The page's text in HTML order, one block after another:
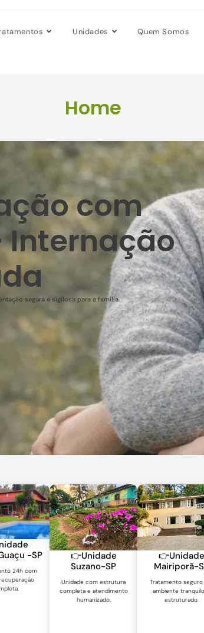
Unidades Quem Somos
Home
com
Internação
segura e sigilosa para a família.
-SP
24h com
👉Unidade
Suzano-SP
Unidade com estrutura
completa e atendimento
humanizado.
👉Unidade
Mairiporã-
Tratamento
ambiente
estruturado.